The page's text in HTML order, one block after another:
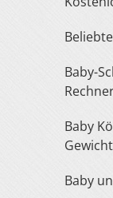
Baby-Schuh- und Kleidergröße
Baby Körperlänge und
Baby